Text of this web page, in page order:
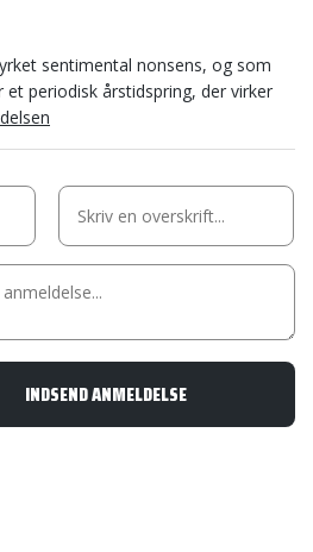
sentimental nonsens, og som
periodisk årstidspring, der virker